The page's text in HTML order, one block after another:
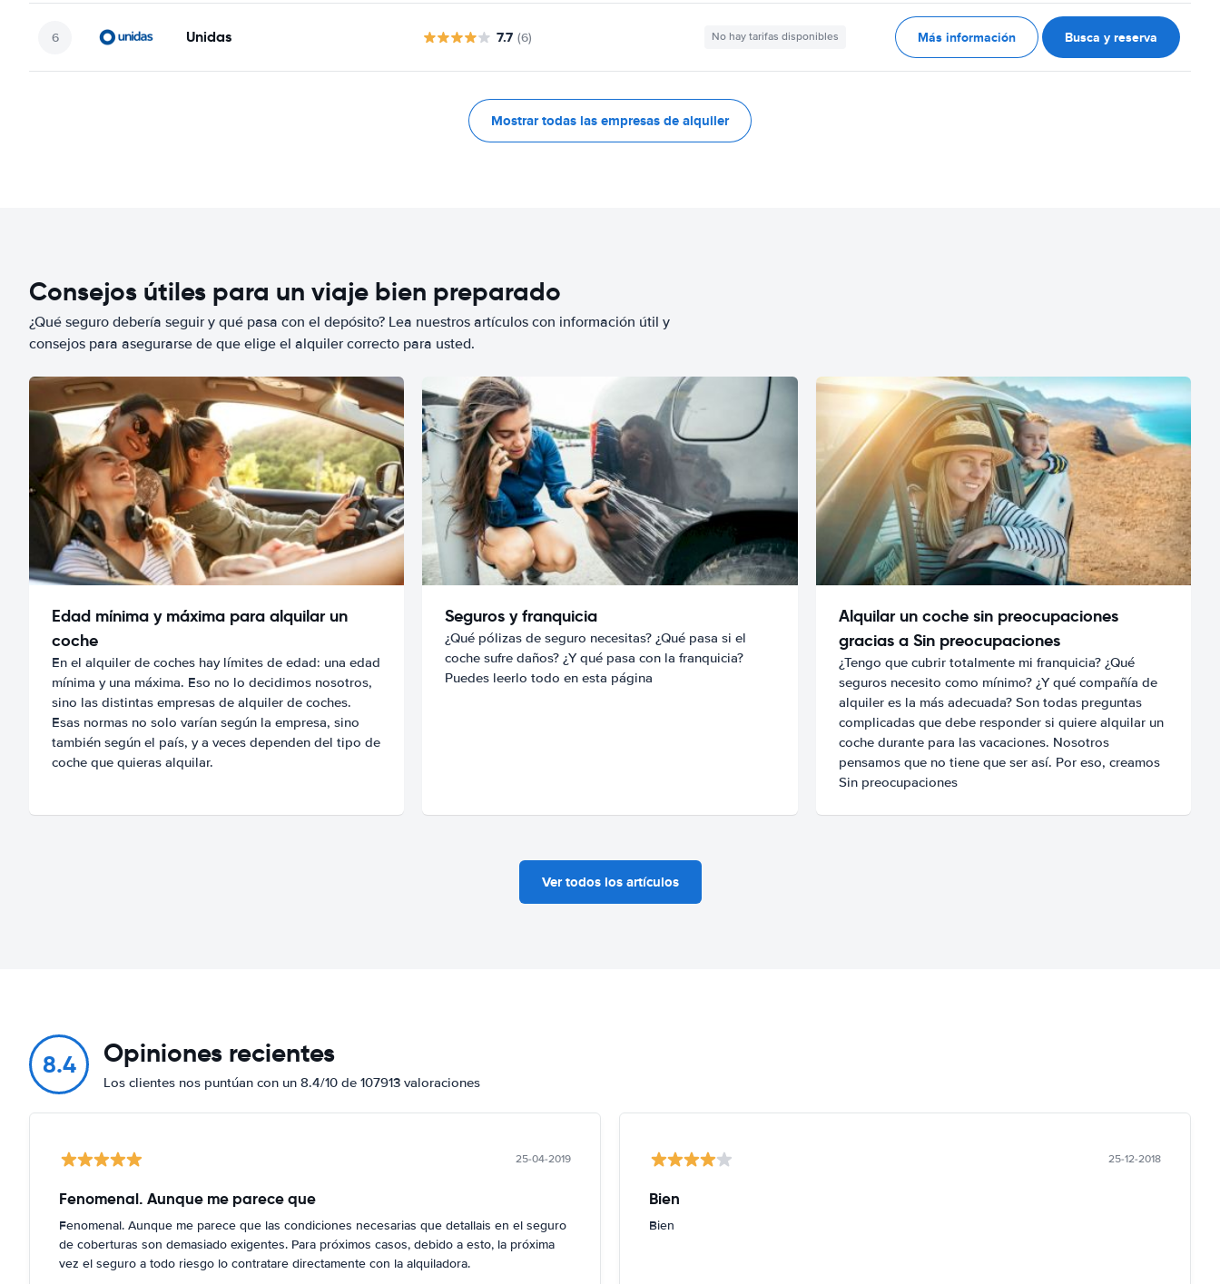
Unidas 7.7 (6) No hay tarifas disponibles Más información Busca y reserva
Mostrar todas las empresas de alquiler
Consejos útiles para un viaje bien preparado
¿Qué seguro debería seguir y qué pasa con el depósito? Lea nuestros artículos con información útil y
consejos para asegurarse de que elige el alquiler correcto para usted.
Edad mínima y máxima para alquilar un
coche
En el alquiler de coches hay límites de edad: una edad
mínima y una máxima. Eso no lo decidimos nosotros,
sino las distintas empresas de alquiler de coches.
Esas normas no solo varían según la empresa, sino
también según el país, y a veces dependen del tipo de
coche que quieras alquilar.
Seguros y franquicia
¿Qué pólizas de seguro necesitas? ¿Qué pasa si el
coche sufre daños? ¿Y qué pasa con la franquicia?
Puedes leerlo todo en esta página
Alquilar un coche sin preocupaciones
gracias a Sin preocupaciones
¿Tengo que cubrir totalmente mi franquicia? ¿Qué
seguros necesito como mínimo? ¿Y qué compañía de
alquiler es la más adecuada? Son todas preguntas
complicadas que debe responder si quiere alquilar un
coche durante para las vacaciones. Nosotros
pensamos que no tiene que ser así. Por eso, creamos
Sin preocupaciones
Ver todos los artículos
8.4 Opiniones recientes
Los clientes nos puntúan con un 8.4/10 de 107913 valoraciones
25-04-2019
Fenomenal. Aunque me parece que
Fenomenal. Aunque me parece que las condiciones necesarias que detallais en el seguro
de coberturas son demasiado exigentes. Para próximos casos, debido a esto, la próxima
vez el seguro a todo riesgo lo contratare directamente con la alquiladora.
25-12-2018
Bien
Bien